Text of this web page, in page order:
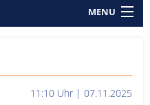
MENU
11:10 Uhr | 07.11.2025